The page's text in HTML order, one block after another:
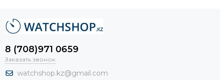
подарочные сертификаты на часы. Наручные часы – это
идеальный подарок как для женщин, так и для мужчин
производитель уделяет должное внимание внешнему
исполнению своих изделий:
8 (708)971 0659
Заказать звонок
watchshop.kz@gmail.com